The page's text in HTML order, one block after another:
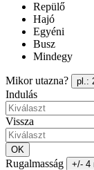
Repülő
Hajó
Egyéni
Busz
Mindegy
Mikor utazna? pl.:
Indulás
Vissza
OK
Rugalmasság +/- 4